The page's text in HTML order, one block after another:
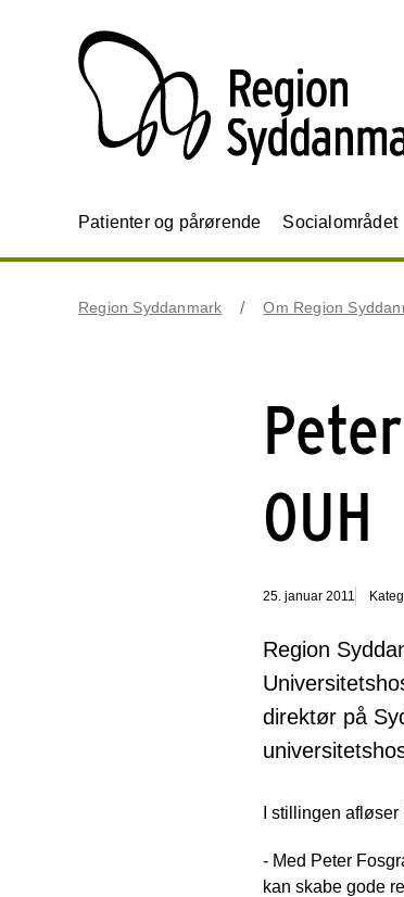
Patienter og pårørende Socialområdet
Region Syddanmark Om Region
OUH
25. januar 2011
Region
direktør på
I stillingen
- Med Peter
kan skabe gode